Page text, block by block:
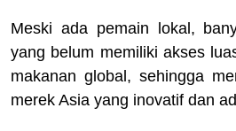
Meski ada pemain lokal,
yang belum memiliki akses
makanan global, sehingga
merek Asia yang inovatif dan